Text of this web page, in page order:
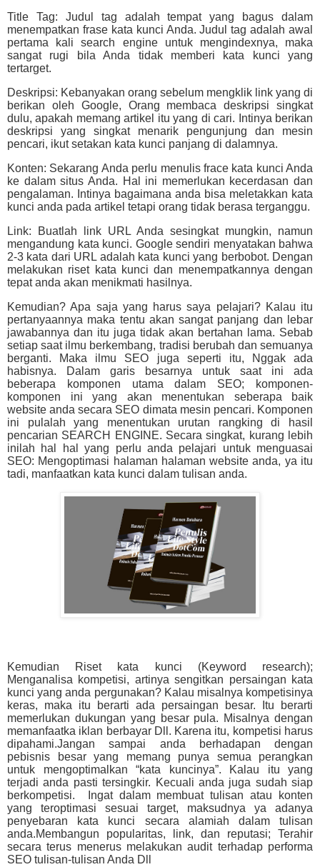
Title Tag: Judul tag adalah tempat yang bagus dalam
menempatkan frase kata kunci Anda. Judul tag adalah awal
pertama kali search engine untuk mengindexnya, maka
sangat rugi bila Anda tidak memberi kata kunci yang
tertarget.
Deskripsi: Kebanyakan orang sebelum mengklik link yang di
berikan oleh Google, Orang membaca deskripsi singkat
dulu, apakah memang artikel itu yang di cari. Intinya berikan
deskripsi yang singkat menarik pengunjung dan mesin
pencari, ikut setakan kata kunci panjang di dalamnya.
Konten: Sekarang Anda perlu menulis frace kata kunci Anda
ke dalam situs Anda. Hal ini memerlukan kecerdasan dan
pengalaman. Intinya bagaimana anda bisa meletakkan kata
kunci anda pada artikel tetapi orang tidak berasa terganggu.
Link: Buatlah link URL Anda sesingkat mungkin, namun
mengandung kata kunci. Google sendiri menyatakan bahwa
2-3 kata dari URL adalah kata kunci yang berbobot. Dengan
melakukan riset kata kunci dan menempatkannya dengan
tepat anda akan menikmati hasilnya.
Kemudian? Apa saja yang harus saya pelajari? Kalau itu
pertanyaannya maka tentu akan sangat panjang dan lebar
jawabannya dan itu juga tidak akan bertahan lama. Sebab
setiap saat ilmu berkembang, tradisi berubah dan semuanya
berganti. Maka ilmu SEO juga seperti itu, Nggak ada
habisnya. Dalam garis besarnya untuk saat ini ada
beberapa komponen utama dalam SEO; komponen-
komponen ini yang akan menentukan seberapa baik
website anda secara SEO dimata mesin pencari. Komponen
ini pulalah yang menentukan urutan rangking di hasil
pencarian SEARCH ENGINE. Secara singkat, kurang lebih
inilah hal hal yang perlu anda pelajari untuk menguasai
SEO: Mengoptimasi halaman halaman website anda, ya itu
tadi, manfaatkan kata kunci dalam tulisan anda.
Kemudian Riset kata kunci (Keyword research);
Menganalisa kompetisi, artinya sengitkan persaingan kata
kunci yang anda pergunakan? Kalau misalnya kompetisinya
keras, maka itu berarti ada persaingan besar. Itu berarti
memerlukan dukungan yang besar pula. Misalnya dengan
memanfaatka iklan berbayar Dll. Karena itu, kompetisi harus
dipahami.Jangan sampai anda berhadapan dengan
pebisnis besar yang memang punya semua perangkan
untuk mengoptimalkan “kata kuncinya”. Kalau itu yang
terjadi anda pasti tersingkir. Kecuali anda juga sudah siap
berkompetisi. Ingat dalam membuat tulisan atau konten
yang teroptimasi sesuai target, maksudnya ya adanya
penyebaran kata kunci secara alamiah dalam tulisan
anda.Membangun popularitas, link, dan reputasi; Terahir
secara terus menerus melakukan audit terhadap performa
SEO tulisan-tulisan Anda Dll